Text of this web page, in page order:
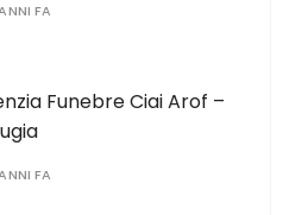
FA
Funebre Ciai Arof –
FA